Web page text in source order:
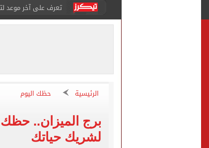
متى تنتهى تظلمات الثانوية العامة 2026..
بيزيرا يتمسك
مكتب التنسيق: إتاحة
أين يصلي محمد
موعد أول مباراة لـ
إقبال على تسجيل رغبات المرحلة
هيثم حسن وسيلتيك..
الرئيسية حظك اليوم
لشريك حياتك